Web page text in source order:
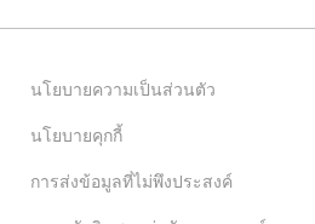
นโยบายความเป็นส่วนตัว
นโยบายคุกกี้
การส่งข้อมูลที่ไม่พึงประสงค์